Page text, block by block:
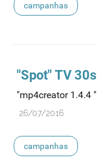
campanhas
"Spot" TV 30s
"mp4creator 1.4.4 "
26/07/2016
campanhas